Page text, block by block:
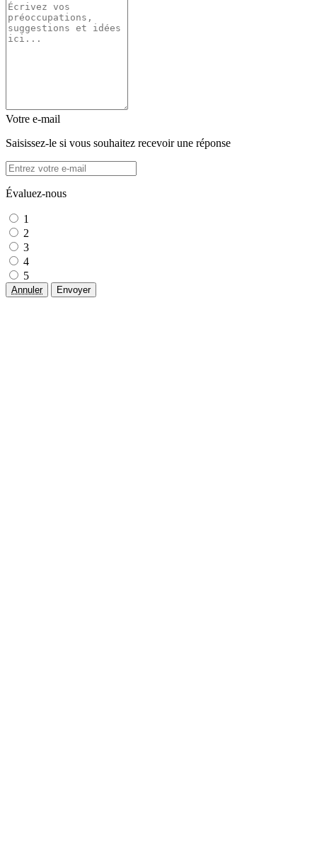
Votre e-mail
Saisissez-le si vous souhaitez recevoir une réponse
Évaluez-nous
1
2
3
4
5
Annuler Envoyer